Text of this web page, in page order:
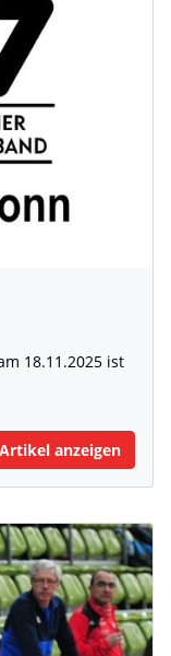
18.11.2025 ist
Artikel anzeigen